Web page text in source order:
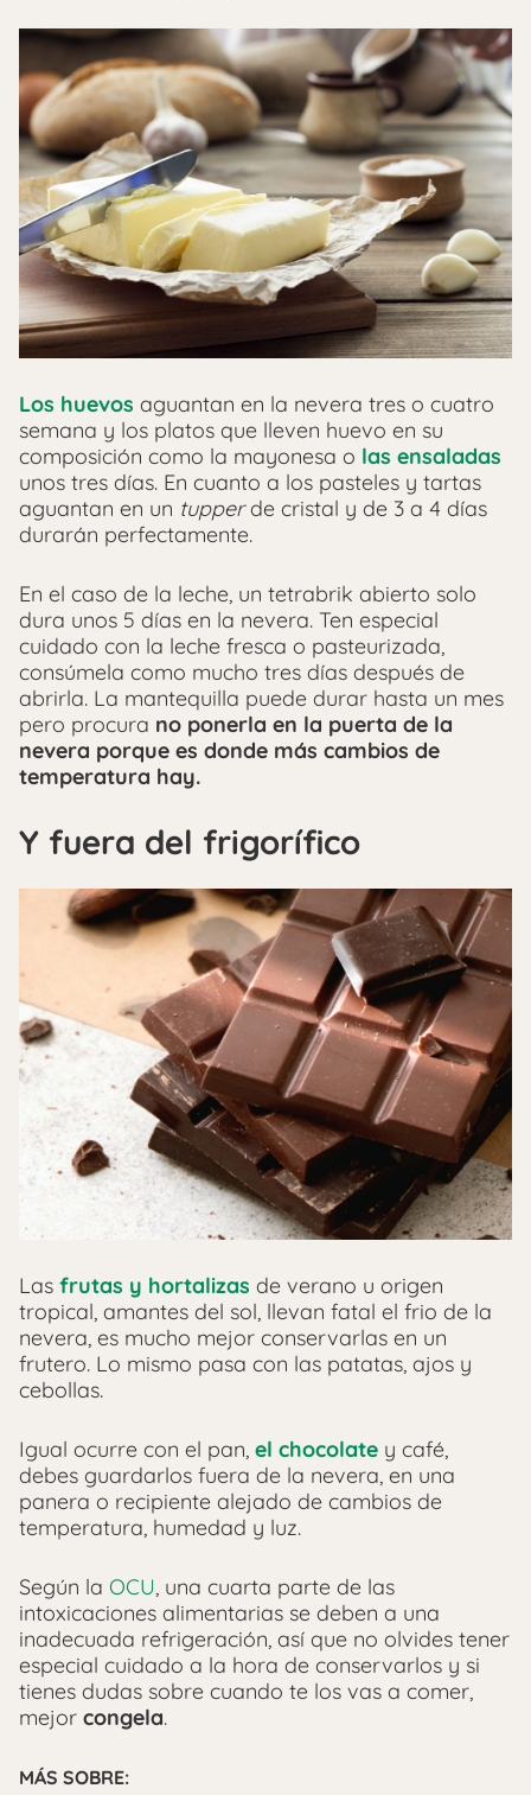
Los huevos aguantan en la nevera tres o cuatro
semana y los platos que lleven huevo en su
composición como la mayonesa o las ensaladas
unos tres días. En cuanto a los pasteles y tartas
aguantan en un tupperde cristal y de 3 a 4 días
durarán perfectamente.
En el caso de la leche, un tetrabrik abierto solo
dura unos 5 días en la nevera. Ten especial
cuidado con la leche fresca o pasteurizada,
consúmela como mucho tres días después de
abrirla. La mantequilla puede durar hasta un mes
pero procura no ponerla en la puerta de la
nevera porque es donde más cambios de
temperatura hay.
Y fuera del frigorífico
Las frutas y hortalizas de verano u origen
tropical, amantes del sol, llevan fatal el frio de la
nevera, es mucho mejor conservarlas en un
frutero. Lo mismo pasa con las patatas, ajos y
cebollas.
Igual ocurre con el pan, el chocolate y café,
debes guardarlos fuera de la nevera, en una
panera o recipiente alejado de cambios de
temperatura, humedad y luz.
Según la OCU, una cuarta parte de las
intoxicaciones alimentarias se deben a una
inadecuada refrigeración, así que no olvides tener
especial cuidado a la hora de conservarlos y si
tienes dudas sobre cuando te los vas a comer,
mejor congela.
MÁS SOBRE: